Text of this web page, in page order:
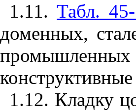
1.11.Табл.
доменных,
1.12. Кладку